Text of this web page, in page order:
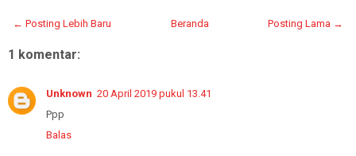
← Posting Lebih Baru Posting Lama →
Beranda
1 komentar:
Unknown 20 April 2019 pukul 13.41
Ppp
Balas